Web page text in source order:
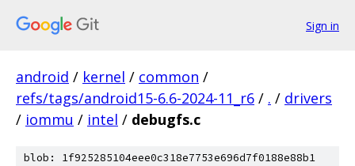
Sign in
android / kernel / common /
refs/tags/android15-6.6-2024-11_r6 / . / drivers
/ iommu / intel / debugfs.c
blob: 1f925285104eee0c318e7753e696d7f0188e88b1